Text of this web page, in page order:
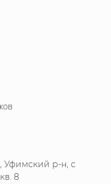
Уфимский р-н, с
8